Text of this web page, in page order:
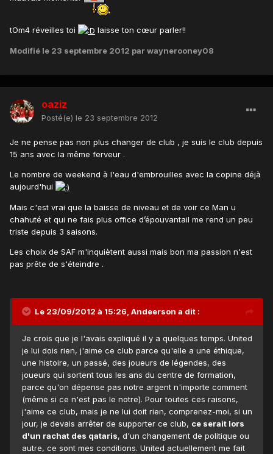
tOm4 réveilles toi laisse ton cœur parler!!
Modifié le 23 septembre 2012 par waynerooney08
oaziz
Posté(e) le 23 septembre 2012
Je ne pense pas non plus changer de club , je suis le club depuis
15 ans avec la même ferveur .
Le nombre de weekend à l'eau d'embrouilles avec la copine déjà
aujourd'hui
Mais c'est vrai que la baisse de niveau et de voir ce Man u
chahuté et qui ne fais plus office d’épouvantail me rend un peu
triste depuis 3 saisons.
Les choix de SAF m'inquiètent aussi mais bon ma passion n'est
pas prête de s'éteindre .
Le 23/09/2012 à 15:26, Andeerson a dit :
Je crois que je l'avais expliqué il y a quelques temps. United
je lui dois rien, j'aime ce club parce qu'elle a une éthique,
une histoire, un passé, des joueurs de légendes, des
joueurs qui sortent tous les ans du centre de formation,
parce qu'on dépense pas notre argent n'importe comment
(même si ce n'est pas le notre). Pour toutes ces raisons,
j'aime ce club, mais je ne lui doit rien, comprenez-moi, si un
jour, je devais arrêter de supporter ce club, ce serait lors
d'un rachat des qataris, d'un changement de politique ou
autre, ce sont mes conditions. United actuellement me fait